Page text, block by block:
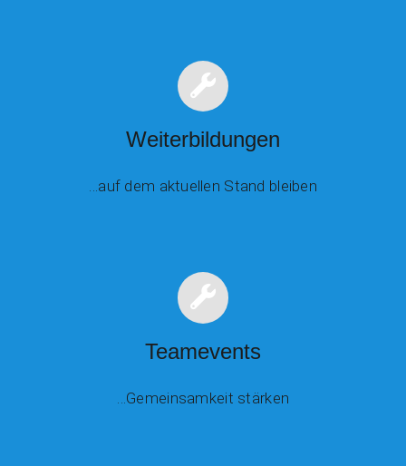
Weiterbildungen
…auf dem aktuellen Stand bleiben
Teamevents
…Gemeinsamkeit stärken